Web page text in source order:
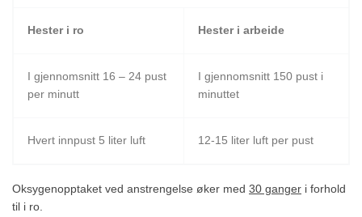
Hester i ro Hester i arbeide
I gjennomsnitt 16 – 24 pust
per minutt
I gjennomsnitt 150 pust i
minuttet
Hvert innpust 5 liter luft 12-15 liter luft per pust
Oksygenopptaket ved anstrengelse øker med 30 ganger i forhold
til i ro.